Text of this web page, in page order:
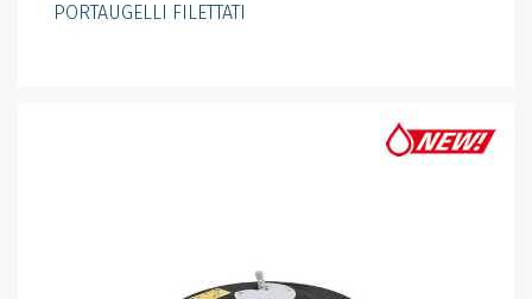
PORTAUGELLI FILETTATI